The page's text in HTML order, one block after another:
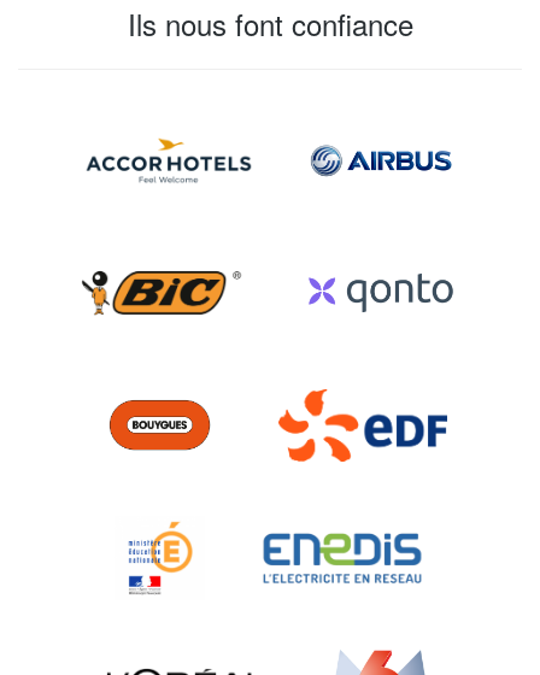
Ils nous font confiance